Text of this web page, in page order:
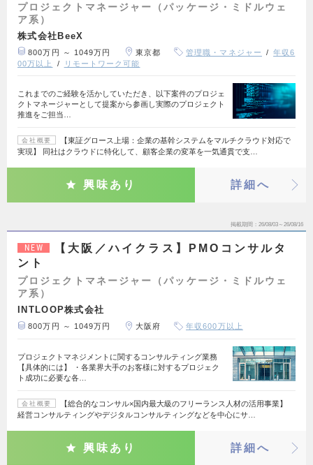
プロジェクトマネージャー（パッケージ・ミドルウェ
ア系）
株式会社BeeX
800万円 ～ 1049万円 東京都 管理職・マネジャー
年収6
00万以上
リモートワーク可能
これまでのご経験を活かしていただき、以下案件のプロジェ
クトマネージャーとして提案から参画し実際のプロジェクト
推進をご担当…
会社概要
【東証グロース上場：企業の基幹システムをマルチクラウド対応で
実現】 同社はクラウドに特化して、顧客企業の変革を一気通貫で支…
興味あり 詳細へ
掲載期間 26/08/03～26/08/16
NEW
【大阪／ハイクラス】PMOコンサルタ
ント
プロジェクトマネージャー（パッケージ・ミドルウェ
ア系）
INTLOOP株式会社
800万円 ～ 1049万円 大阪府 年収600万以上
プロジェクトマネジメントに関するコンサルティング業務
【具体的には】 ・各業界大手のお客様に対するプロジェク
ト成功に必要な各…
会社概要
【総合的なコンサル×国内最大級のフリーランス人材の活用事業】
経営コンサルティングやデジタルコンサルティングなどを中心にサ…
興味あり 詳細へ